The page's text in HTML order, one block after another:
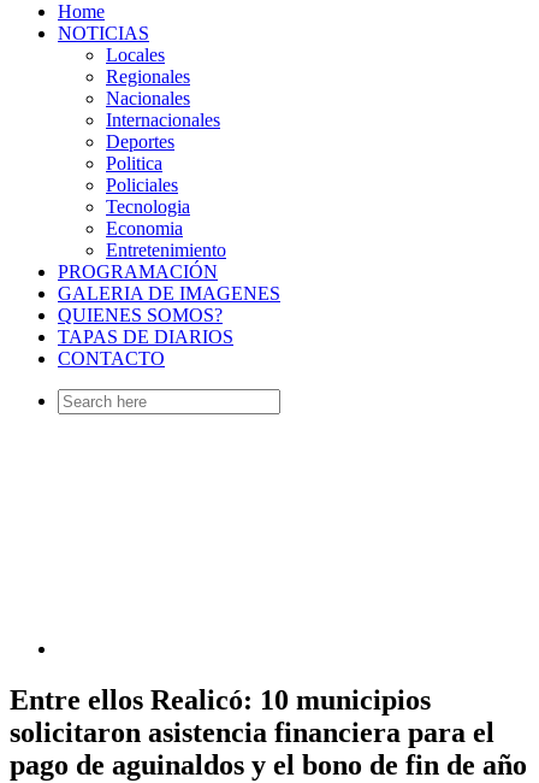
Home
NOTICIAS
Locales
Regionales
Nacionales
Internacionales
Deportes
Politica
Policiales
Tecnologia
Economia
Entretenimiento
PROGRAMACIÓN
GALERIA DE IMAGENES
QUIENES SOMOS?
TAPAS DE DIARIOS
CONTACTO
Search
for:
Entre ellos Realicó: 10 municipios
solicitaron asistencia financiera para el
pago de aguinaldos y el bono de fin de año